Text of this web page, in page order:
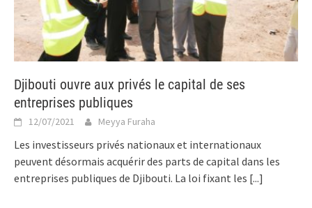
Djibouti ouvre aux privés le capital de ses
entreprises publiques
12/07/2021 Meyya Furaha
Les investisseurs privés nationaux et internationaux
peuvent désormais acquérir des parts de capital dans les
entreprises publiques de Djibouti. La loi fixant les [...]